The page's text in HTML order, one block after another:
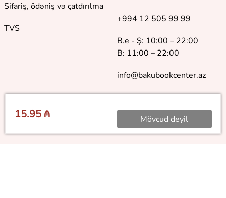
15.95 ₼ Mövcud deyil
Sifariş, ödəniş və çatdırılma
TVS
+994 12 505 99 99
B.e - Ş: 10:00 – 22:00
B: 11:00 – 22:00
info@bakubookcenter.az